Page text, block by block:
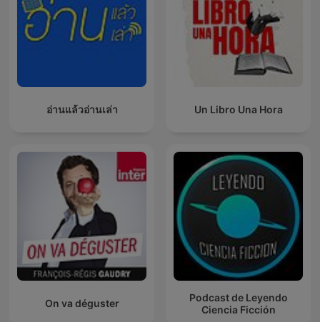
อ่านแล้วอ่านเล่า Un Libro Una Hora
On va déguster
Podcast de Leyendo
Ciencia Ficción